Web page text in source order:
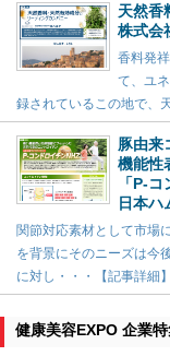
天然香
株式会
香料発
て、ユ
録されているこの地で、
豚由来
機能性
「P-
日本ハ
関節対応素材として市場
を背景にそのニーズは今
に対し・・・【記事詳細】
健康美容EXPO 企業